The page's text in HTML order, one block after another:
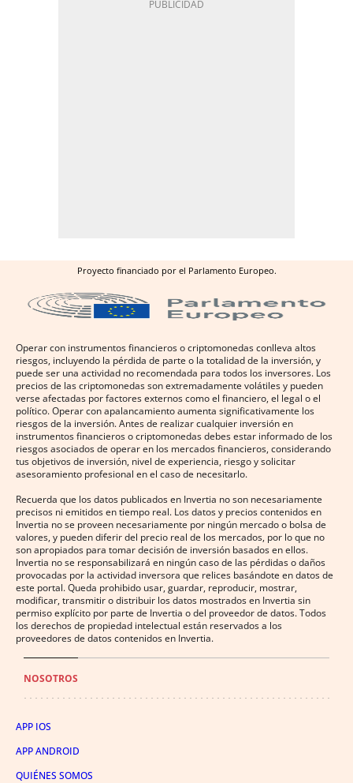
Proyecto financiado por el Parlamento Europeo.
Operar con instrumentos financieros o criptomonedas conlleva altos
riesgos, incluyendo la pérdida de parte o la totalidad de la inversión, y
puede ser una actividad no recomendada para todos los inversores. Los
precios de las criptomonedas son extremadamente volátiles y pueden
verse afectadas por factores externos como el financiero, el legal o el
político. Operar con apalancamiento aumenta significativamente los
riesgos de la inversión. Antes de realizar cualquier inversión en
instrumentos financieros o criptomonedas debes estar informado de los
riesgos asociados de operar en los mercados financieros, considerando
tus objetivos de inversión, nivel de experiencia, riesgo y solicitar
asesoramiento profesional en el caso de necesitarlo.
Recuerda que los datos publicados en Invertia no son necesariamente
precisos ni emitidos en tiempo real. Los datos y precios contenidos en
Invertia no se proveen necesariamente por ningún mercado o bolsa de
valores, y pueden diferir del precio real de los mercados, por lo que no
son apropiados para tomar decisión de inversión basados en ellos.
Invertia no se responsabilizará en ningún caso de las pérdidas o daños
provocadas por la actividad inversora que relices basándote en datos de
este portal. Queda prohibido usar, guardar, reproducir, mostrar,
modificar, transmitir o distribuir los datos mostrados en Invertia sin
permiso explícito por parte de Invertia o del proveedor de datos. Todos
los derechos de propiedad intelectual están reservados a los
proveedores de datos contenidos en Invertia.
NOSOTROS
APP IOS
APP ANDROID
QUIÉNES SOMOS